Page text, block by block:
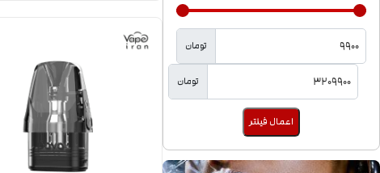
تومان
تومان
اعمال فیلتر